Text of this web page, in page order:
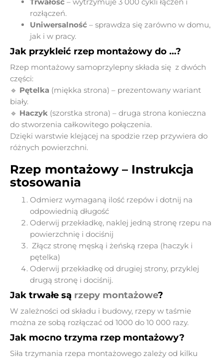
rozłączeń.
Uniwersalność – sprawdza się zarówno w domu,
jak i w pracy.
Jak przykleić rzep montażowy do …?
Rzep montażowy samoprzylepny składa się z dwóch
części:
🔹 Pętelka (miękka strona) – prezentowany wariant
biały.
🔹 Haczyk (szorstka strona) – druga strona konieczna
do stworzenia całkowitego połączenia.
Dzięki warstwie klejącej na spodzie rzep przywiera do
różnych powierzchni.
Rzep montażowy – Instrukcja
stosowania
Odmierz wymaganą ilość rzepów i dotnij na
odpowiednią długość
Oderwij przekładkę, naklej jedną stronę rzepu na
powierzchnię i dociśnij
Złącz stronę męską i żeńską rzepa (haczyk i
pętelka)
Oderwij przekładkę od drugiej strony, przyklej
drugą stronę i dociśnij.
Jak trwałe są rzepy montażowe?
W zależności od składu i budowy, rzepy w taśmie
można ze sobą rozłączać od 1000 do 10 000 razy.
Jak mocno trzyma rzep montażowy?
Siła trzymania rzepa montażowego zależy od kilku